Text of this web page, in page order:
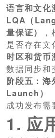
语言和文化
LQA（
量保证）
是否存在文
时区和货币
数据同步和
阶段五：
Launch）
成功发布需
1. 应